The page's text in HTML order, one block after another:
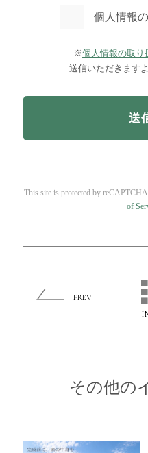
個人情報
※個人情報の取り
送信いただきます
This site is protected by
of
PREV
その他の